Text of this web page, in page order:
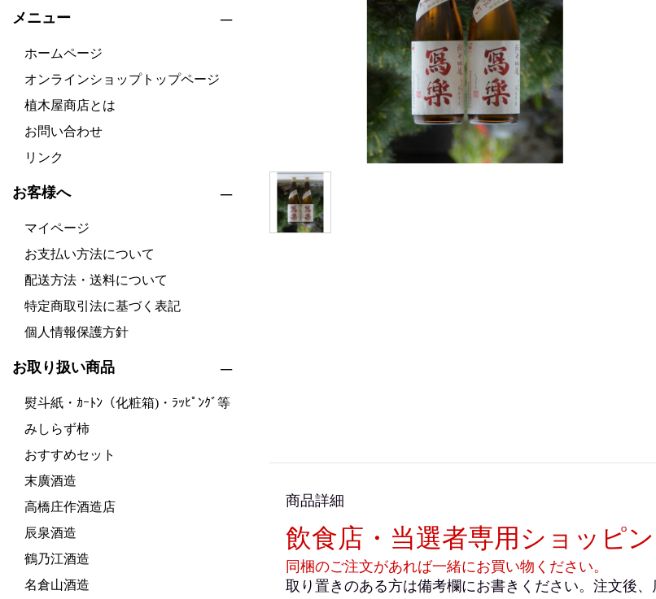
メニュー
ホームページ
オンラインショップトップページ
植木屋商店とは
お問い合わせ
リンク
お客様へ
マイページ
お支払い方法について
配送方法・送料について
特定商取引法に基づく表記
個人情報保護方針
お取り扱い商品
熨斗紙・ｶｰﾄﾝ（化粧箱)・ﾗｯﾋﾟﾝｸﾞ等
みしらず柿
おすすめセット
末廣酒造
高橋庄作酒造店
辰泉酒造
鶴乃江酒造
名倉山酒造
商品詳細
飲食店・当選者専用ショッピン
同梱のご注文があれば一緒にお買い物ください。
取り置きのある方は備考欄にお書きください。注文後、